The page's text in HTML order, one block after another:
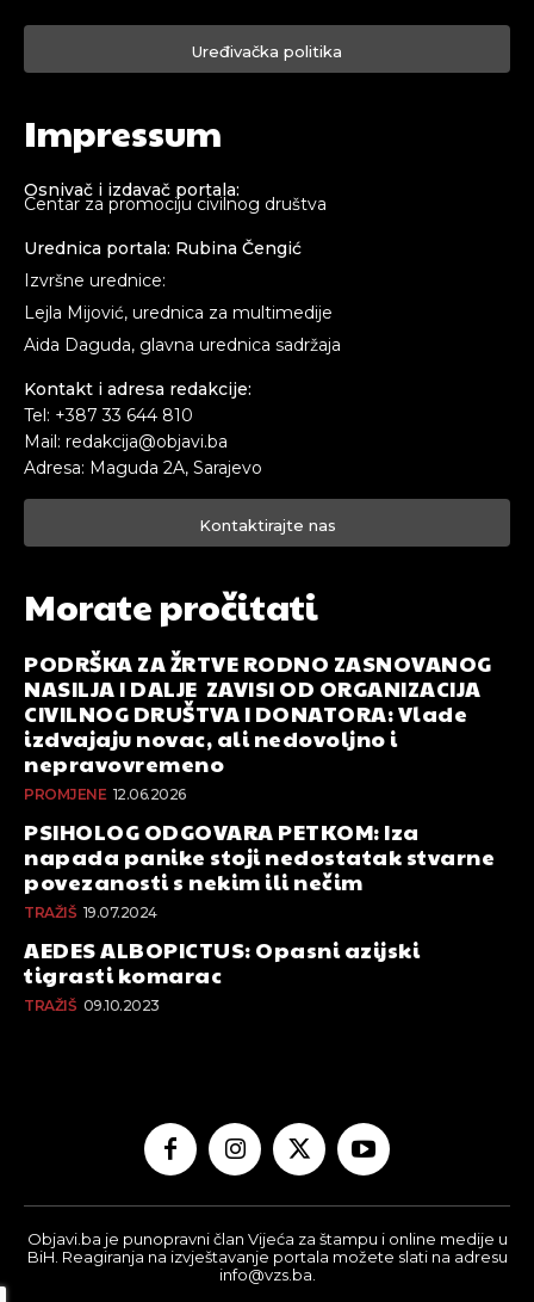
Uređivačka politika
Impressum
Osnivač i izdavač portala:
Centar za promociju civilnog društva
Urednica portala: Rubina Čengić
Izvršne urednice:
Lejla Mijović, urednica za multimedije
Aida Daguda, glavna urednica sadržaja
Kontakt i adresa redakcije:
Tel: +387 33 644 810
Mail: redakcija@objavi.ba
Adresa: Maguda 2A, Sarajevo
Kontaktirajte nas
Morate pročitati
PODRŠKA ZA ŽRTVE RODNO ZASNOVANOG
NASILJA I DALJE ZAVISI OD ORGANIZACIJA
CIVILNOG DRUŠTVA I DONATORA: Vlade
izdvajaju novac, ali nedovoljno i
nepravovremeno
PROMJENE 12.06.2026
PSIHOLOG ODGOVARA PETKOM: Iza
napada panike stoji nedostatak stvarne
povezanosti s nekim ili nečim
TRAŽIŠ 19.07.2024
AEDES ALBOPICTUS: Opasni azijski
tigrasti komarac
TRAŽIŠ 09.10.2023
Objavi.ba je punopravni član Vijeća za štampu i online medije u
BiH. Reagiranja na izvještavanje portala možete slati na adresu
info@vzs.ba.